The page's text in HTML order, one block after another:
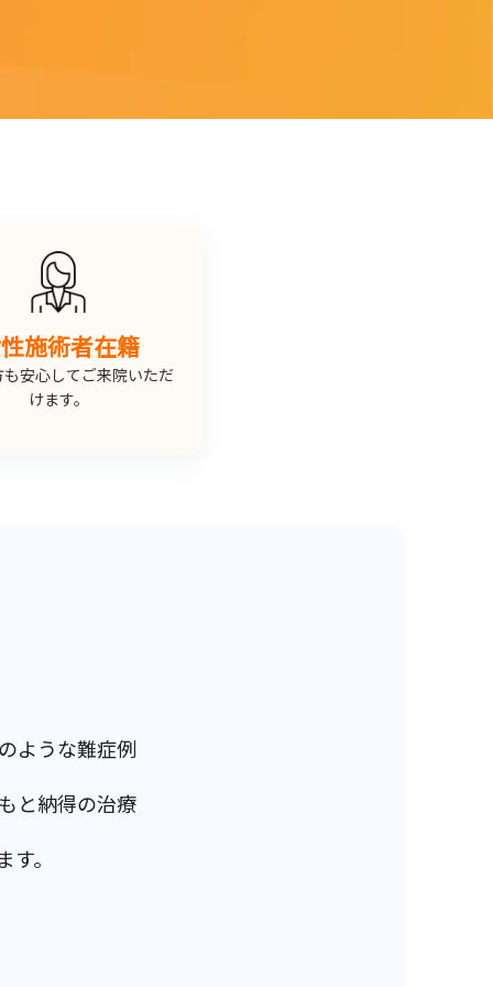
施術者在籍
安心してご来院いただ
けます。
ような難症例
と納得の治療
。